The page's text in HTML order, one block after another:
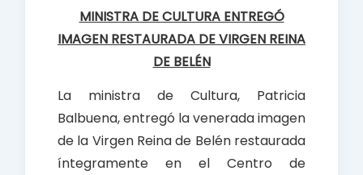
k
p
MINISTRA DE CULTURA ENTREGÓ
IMAGEN RESTAURADA DE VIRGEN REINA
DE BELÉN
La ministra de Cultura, Patricia
Balbuena, entregó la venerada imagen
de la Virgen Reina de Belén restaurada
íntegramente en el Centro de